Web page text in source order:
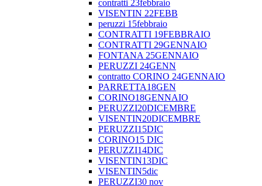
contratti 23febbraio
VISENTIN 22FEBB
peruzzi 15febbraio
CONTRATTI 19FEBBRAIO
CONTRATTI 29GENNAIO
FONTANA 25GENNAIO
PERUZZI 24GENN
contratto CORINO 24GENNAIO
PARRETTA18GEN
CORINO18GENNAIO
PERUZZI20DICEMBRE
VISENTIN20DICEMBRE
PERUZZI15DIC
CORINO15 DIC
PERUZZI14DIC
VISENTIN13DIC
VISENTIN5dic
PERUZZI30 nov